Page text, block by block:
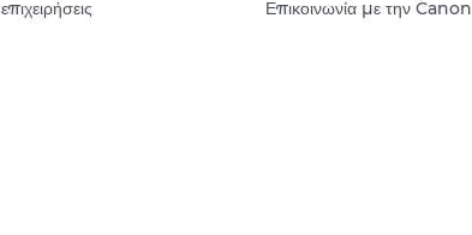
επιχειρήσεις
Επικοινωνία με την Canon